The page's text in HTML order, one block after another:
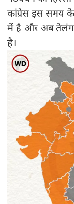
कांग्रेस इस समय
में है और अब
है।